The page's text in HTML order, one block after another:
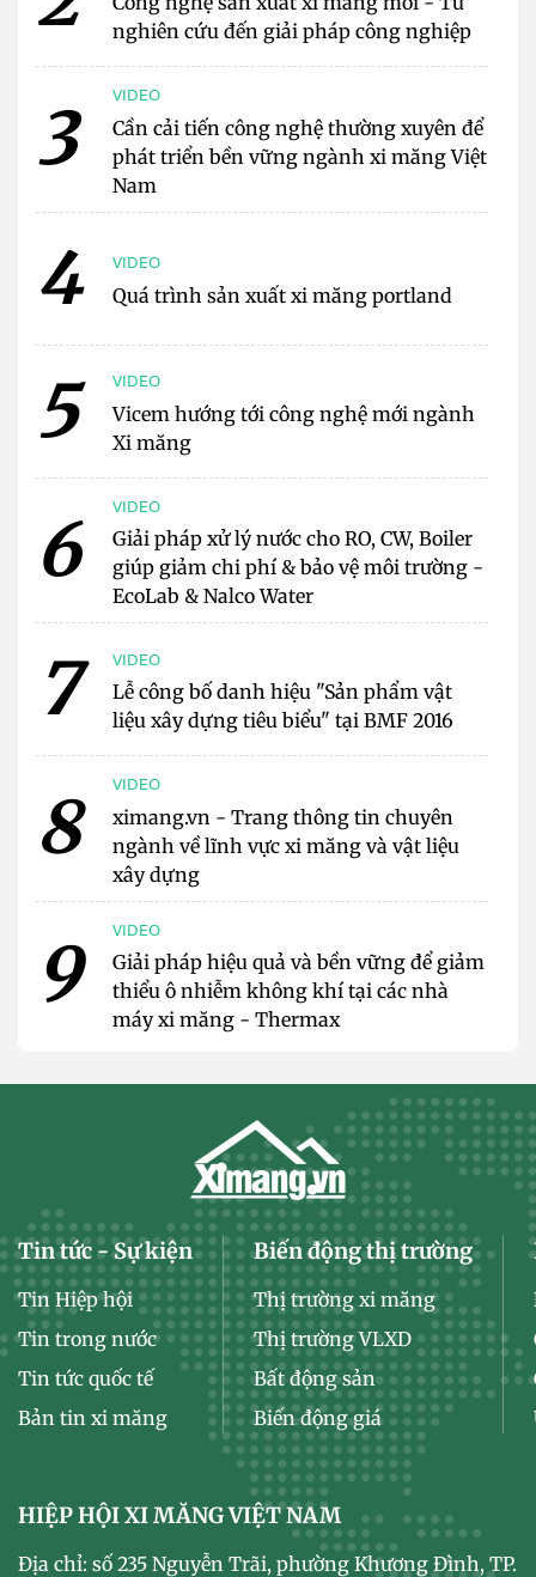
nghiên cứu đến giải pháp công nghiệp
3 VIDEO
Cần cải tiến công nghệ thường xuyên để
phát triển bền vững ngành xi măng Việt
Nam
4 VIDEO
Quá trình sản xuất xi măng portland
5 VIDEO
Vicem hướng tới công nghệ mới ngành
Xi măng
6 VIDEO
Giải pháp xử lý nước cho RO, CW, Boiler
giúp giảm chi phí & bảo vệ môi trường -
EcoLab & Nalco Water
7 VIDEO
Lễ công bố danh hiệu "Sản phẩm vật
liệu xây dựng tiêu biểu" tại BMF 2016
8 VIDEO
ximang.vn - Trang thông tin chuyên
ngành về lĩnh vực xi măng và vật liệu
xây dựng
9 VIDEO
Giải pháp hiệu quả và bền vững để giảm
thiểu ô nhiễm không khí tại các nhà
máy xi măng - Thermax
Tin tức - Sự kiện
Tin Hiệp hội
Tin trong nước
Tin tức quốc tế
Bản tin xi măng
Biến động thị trường
Thị trường xi măng
Thị trường VLXD
Bất động sản
Biến động giá
HIỆP HỘI XI MĂNG VIỆT NAM
Địa chỉ: số 235 Nguyễn Trãi, phường Khương Đình, TP.